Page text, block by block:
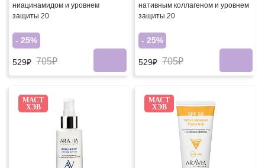
ниацинамидом и уровнем
защиты 20
- 25%
529₽ 705₽
нативным коллагеном и уровнем
защиты 20
- 25%
529₽ 705₽
МАСТ
ХЭВ
МАСТ
ХЭВ